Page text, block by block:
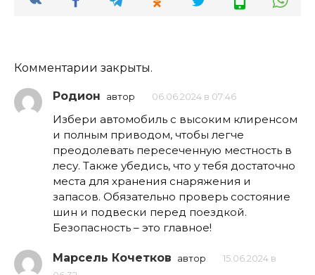
Комментарии закрыты.
Родион автор 06.06.2024 в 07:46
Избери автомобиль с высоким клиренсом
и полным приводом, чтобы легче
преодолевать пересеченную местность в
лесу. Также убедись, что у тебя достаточно
места для хранения снаряжения и
запасов. Обязательно проверь состояние
шин и подвески перед поездкой.
Безопасность – это главное!
Марсель Кочетков автор
15.06.2024 в